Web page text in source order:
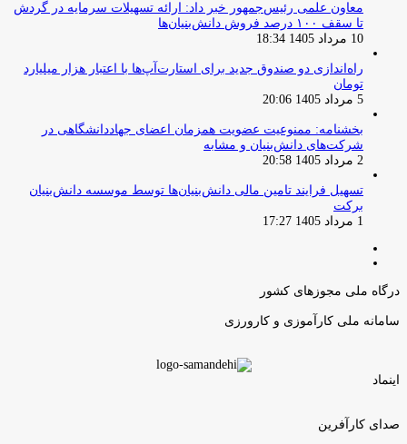
معاون علمی رئیس‌جمهور خبر داد: ارائه تسهیلات سرمایه در گردش
تا سقف ۱۰۰ درصد فروش دانش‌بنیان‌ها
10 مرداد 1405 18:34
راه‌اندازی دو صندوق جدید برای استارت‌آپ‌ها با اعتبار هزار میلیارد
تومان
5 مرداد 1405 20:06
بخشنامه: ممنوعیت عضویت همزمان اعضای جهاددانشگاهی در
شرکت‌های دانش‌بنیان و مشابه
2 مرداد 1405 20:58
تسهیل فرایند تامین مالی دانش‌بنیان‌ها توسط موسسه دانش‌بنیان
برکت
1 مرداد 1405 17:27
درگاه ملی مجوزهای کشور
سامانه ملی کارآموزی و کارورزی
اینماد
صدای کارآفرین